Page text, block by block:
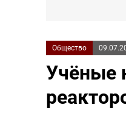
Общество
Учёные